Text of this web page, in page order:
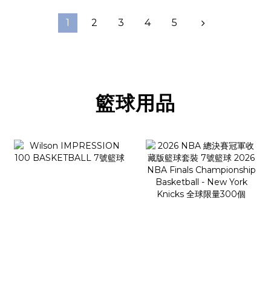
1 2 3 4 5
籃球用品